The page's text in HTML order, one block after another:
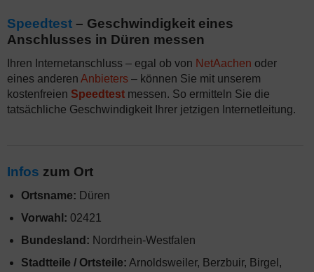
Speedtest – Geschwindigkeit eines
Anschlusses in Düren messen
Ihren Internetanschluss – egal ob von NetAachen oder
eines anderen Anbieters – können Sie mit unserem
kostenfreien Speedtest messen. So ermitteln Sie die
tatsächliche Geschwindigkeit Ihrer jetzigen Internetleitung.
Infos zum Ort
Ortsname: Düren
Vorwahl: 02421
Bundesland: Nordrhein-Westfalen
Stadtteile / Ortsteile: Arnoldsweiler, Berzbuir, Birgel,